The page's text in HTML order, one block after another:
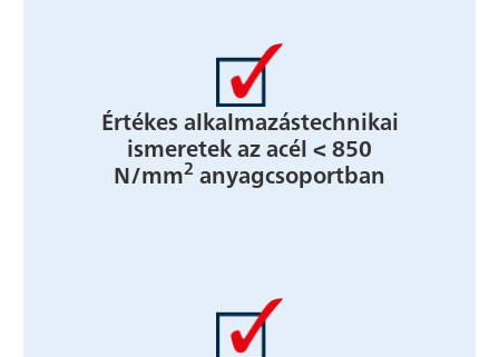
Értékes alkalmazástechnikai
ismeretek az acél < 850
N/mm2 anyagcsoportban